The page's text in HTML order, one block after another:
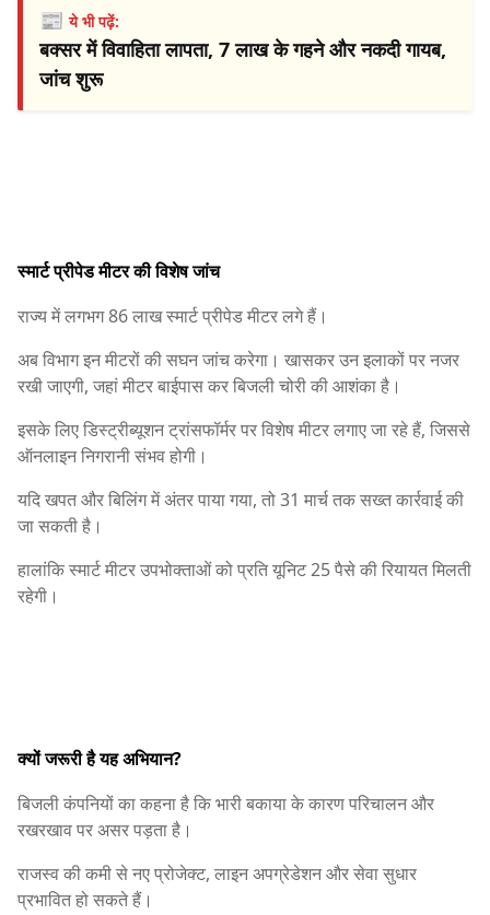
📰ये भी पढ़ें:
बक्सर में विवाहिता लापता, 7 लाख के गहने और नकदी गायब,
जांच शुरू
स्मार्ट प्रीपेड मीटर की विशेष जांच
राज्य में लगभग 86 लाख स्मार्ट प्रीपेड मीटर लगे हैं।
अब विभाग इन मीटरों की सघन जांच करेगा। खासकर उन इलाकों पर नजर
रखी जाएगी, जहां मीटर बाईपास कर बिजली चोरी की आशंका है।
इसके लिए डिस्ट्रीब्यूशन ट्रांसफॉर्मर पर विशेष मीटर लगाए जा रहे हैं, जिससे
ऑनलाइन निगरानी संभव होगी।
यदि खपत और बिलिंग में अंतर पाया गया, तो 31 मार्च तक सख्त कार्रवाई की
जा सकती है।
हालांकि स्मार्ट मीटर उपभोक्ताओं को प्रति यूनिट 25 पैसे की रियायत मिलती
रहेगी।
क्यों जरूरी है यह अभियान?
बिजली कंपनियों का कहना है कि भारी बकाया के कारण परिचालन और
रखरखाव पर असर पड़ता है।
राजस्व की कमी से नए प्रोजेक्ट, लाइन अपग्रेडेशन और सेवा सुधार
प्रभावित हो सकते हैं।